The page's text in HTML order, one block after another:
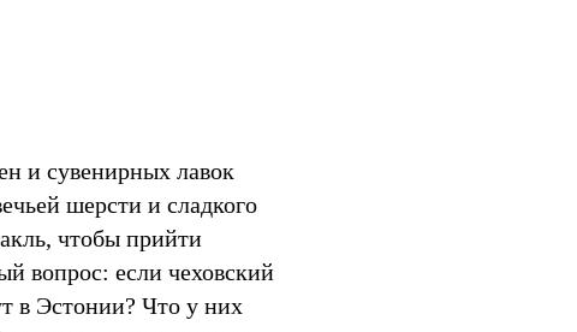
и сувенирных лавок
шерсти и сладкого
чтобы прийти
вопрос: если чеховский
в Эстонии? Что у них